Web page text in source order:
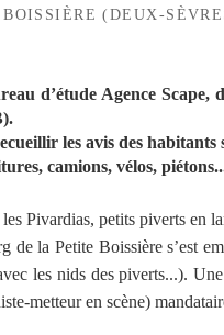
(DEUX-
d’étude Agence Scape,
les avis des
camions, vélos,
Pivardias, petits piverts
de la Petite Boissière s’est
les nids des piverts...).
metteur en scène)